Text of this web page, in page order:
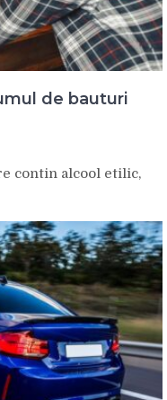
de bauturi
contin alcool etilic,